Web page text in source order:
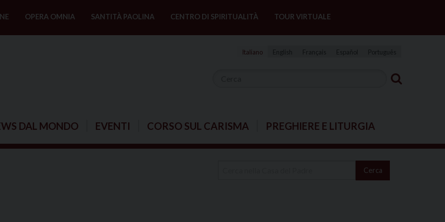
OPERA OMNIA SANTITÀ PAOLINA CENTRO DI SPIRITUALITÀ TOUR VIRTUALE
Italiano English Français Español Português
DAL MONDO EVENTI CORSO SUL CARISMA PREGHIERE E LITURGIA
Cerca